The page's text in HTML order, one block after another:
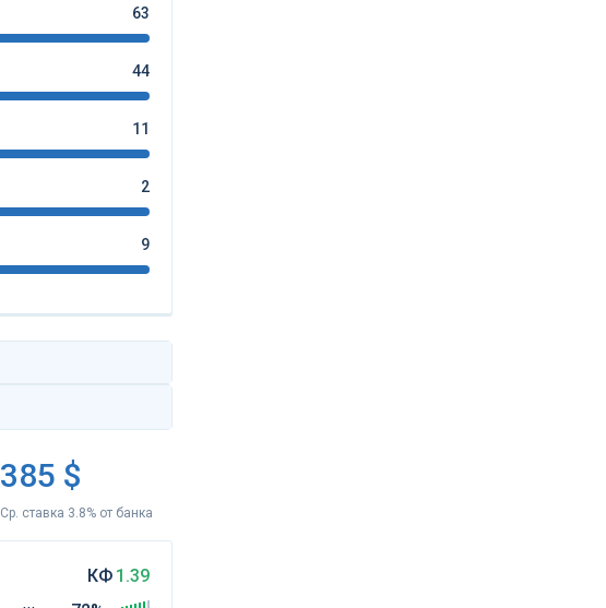
63
44
11
2
9
385 $
Ср. ставка 3.8% от банка
КФ 1.39